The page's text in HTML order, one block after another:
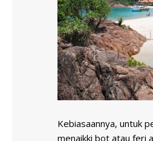
Kebiasaannya, untuk
menaikki bot atau feri